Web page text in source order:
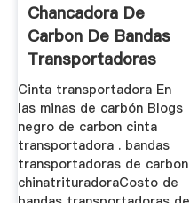
Chancadora De
Carbon De Bandas
Transportadoras
Cinta transportadora En
las minas de carbón Blogs
negro de carbon cinta
transportadora . bandas
transportadoras de carbon
chinatrituradoraCosto de